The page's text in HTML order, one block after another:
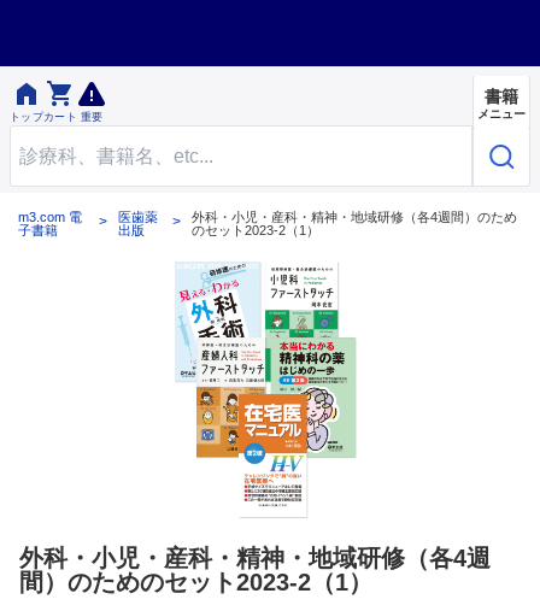

トップ

カート 重要
書籍
メニュー
m3.com 電
子書籍
医歯薬
出版
外科・小児・産科・精神・地域研修（各4週間）のため
のセット2023-2（1）
外科・小児・産科・精神・地域研修（各4週
間）のためのセット2023-2（1）